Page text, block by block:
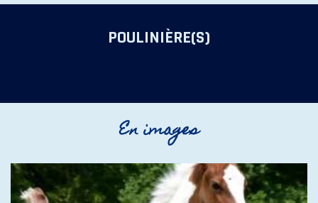
POULINIÈRE(S)
En images